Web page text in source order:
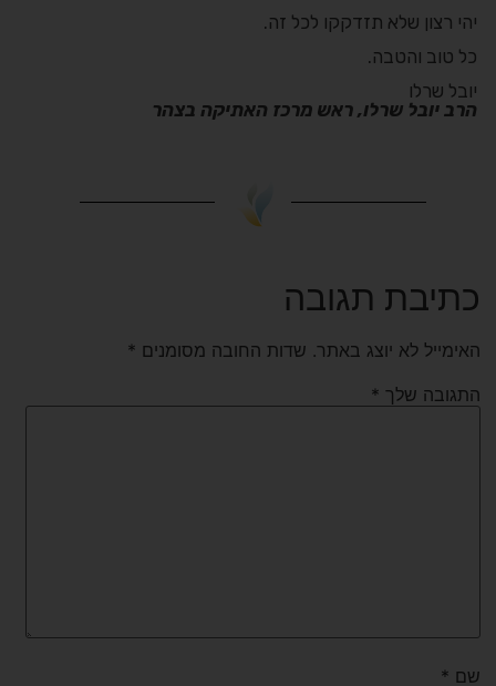
יהי רצון שלא תזדקקו לכל זה.
כל טוב והטבה.
יובל שרלו
הרב יובל שרלו, ראש מרכז האתיקה בצהר
כתיבת תגובה
האימייל לא יוצג באתר. שדות החובה מסומנים *
התגובה שלך *
שם *